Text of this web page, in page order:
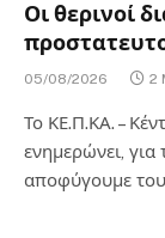
Οι θερινοί
05/08/2026 2
Το ΚΕ.Π.ΚΑ. –
ενημερώνει, για
αποφύγουμε